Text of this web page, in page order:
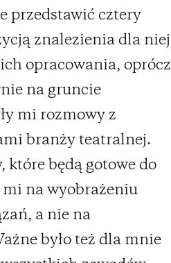
przedstawić cztery
znalezienia dla niej
opracowania, oprócz
na gruncie
mi rozmowy z
branży teatralnej.
które będą gotowe do
mi na wyobrażeniu
a nie na
było też dla mnie